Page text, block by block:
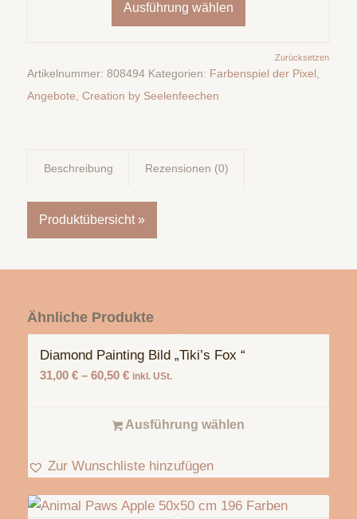
Zurücksetzen
Ausführung wählen
Artikelnummer: 808494 Kategorien: Farbenspiel der Pixel,
Angebote, Creation by Seelenfeechen
Beschreibung Rezensionen (0)
Produktübersicht »
Ähnliche Produkte
Diamond Painting Bild „Tiki’s Fox “
31,00 €– 60,50 € inkl. USt.
Ausführung wählen
Zur Wunschliste hinzufügen